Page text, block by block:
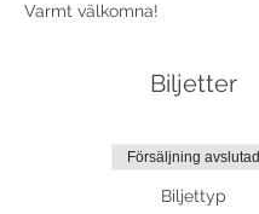
Varmt välkomna!
Biljetter
Försäljning avslutad
Biljettyp